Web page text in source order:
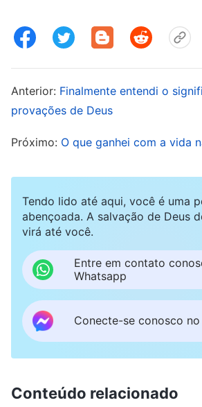
meu coração. Depois de
Achei que a doença tinha
sabia eu que aquilo era apenas
uma histerectomia —, logo
uma série de complicações pós-
Certa noite, no início de
repentinamente por uma dor
a minha família me levou às
hospital. O diagnóstico foi
Os médicos inseriram
intestinos. A sonda irritou meu
Anterior: Finalmente entendi o
provações de Deus
Próximo: O que ganhei com a vida
Tendo lido até aqui, você é uma
abençoada. A salvação de Deus
virá até você.
Entre em contato
Whatsapp
Conecte-se conosco
Conteúdo relacionado